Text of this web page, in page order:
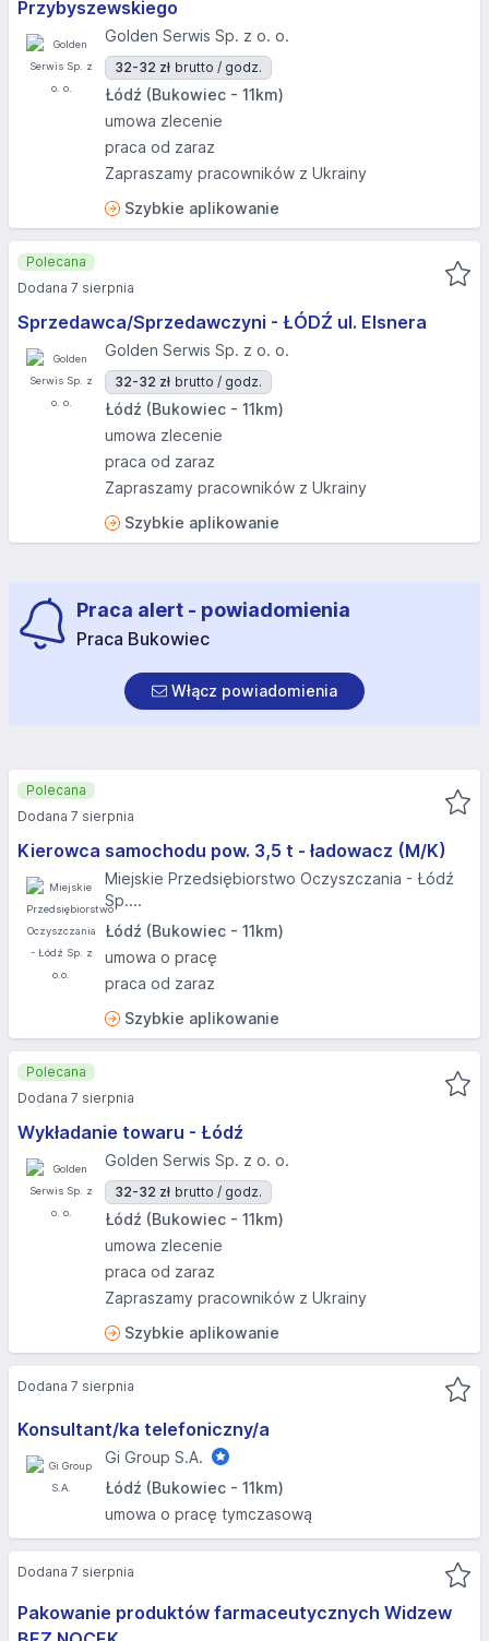
Przybyszewskiego
Golden Serwis Sp. z o. o.
32-32 zł brutto / godz.
Łódź (Bukowiec - 11km)
umowa zlecenie
praca od zaraz
Zapraszamy pracowników z Ukrainy
Szybkie aplikowanie
Sprzedawca/Sprzedawczyni - ŁÓDŹ ul. Elsnera
Golden Serwis Sp. z o. o.
32-32 zł brutto / godz.
Łódź (Bukowiec - 11km)
umowa zlecenie
praca od zaraz
Zapraszamy pracowników z Ukrainy
Szybkie aplikowanie
Polecana
Dodana 7 sierpnia
Praca alert - powiadomienia
Praca Bukowiec
Włącz powiadomienia
Kierowca samochodu pow. 3,5 t - ładowacz (M/K)
Miejskie Przedsiębiorstwo Oczyszczania - Łódź
Sp....
Łódź (Bukowiec - 11km)
umowa o pracę
praca od zaraz
Szybkie aplikowanie
Polecana
Dodana 7 sierpnia
Wykładanie towaru - Łódź
Golden Serwis Sp. z o. o.
32-32 zł brutto / godz.
Łódź (Bukowiec - 11km)
umowa zlecenie
praca od zaraz
Zapraszamy pracowników z Ukrainy
Szybkie aplikowanie
Polecana
Dodana 7 sierpnia
Konsultant/ka telefoniczny/a
Gi Group S.A.
Łódź (Bukowiec - 11km)
umowa o pracę tymczasową
Dodana 7 sierpnia
Pakowanie produktów farmaceutycznych Widzew
Dodana 7 sierpnia